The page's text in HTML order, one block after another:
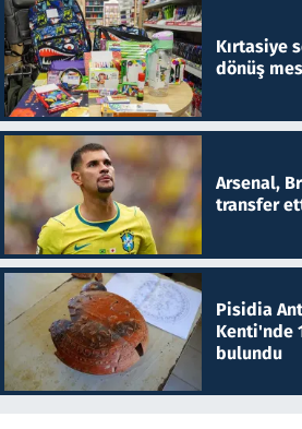
Kırtasiye
dönüş
Arsenal,
transfer
Pisidia
Kenti'nde
bulundu